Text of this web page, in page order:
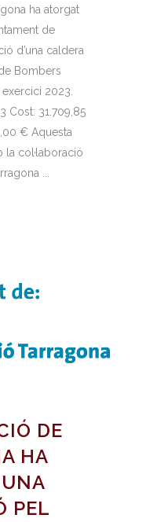
ha atorgat
de
d’una caldera
Bombers
2023.
Cost: 31.709,85
€ Aquesta
col·laboració
...
DE
HA
PEL